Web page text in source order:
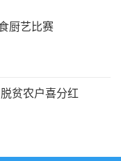
厨艺比赛
贫农户喜分红